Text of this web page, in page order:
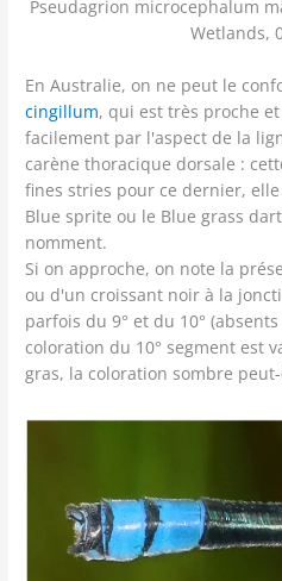
Pseudagrion microcephalum
Wetlands,
En Australie, on ne peut le
cingillum, qui est très proche
facilement par l'aspect de la
carène thoracique dorsale :
fines stries pour ce dernier,
Blue sprite ou le Blue grass
nomment.
Si on approche, on note la
ou d'un croissant noir à la
parfois du 9° et du 10°
coloration du 10° segment est
gras, la coloration sombre